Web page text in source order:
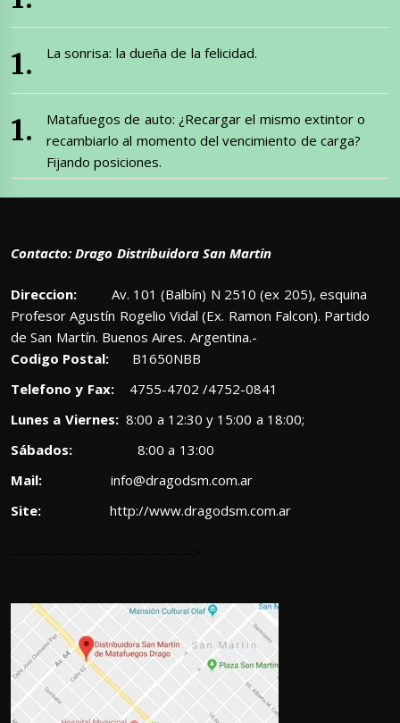
La sonrisa: la dueña de la felicidad.
Matafuegos de auto: ¿Recargar el mismo extintor o
recambiarlo al momento del vencimiento de carga?
Fijando posiciones.
Contacto: Drago Distribuidora San Martin
Direccion: Av. 101 (Balbín) N 2510 (ex 205), esquina
Profesor Agustín Rogelio Vidal (Ex. Ramon Falcon). Partido
de San Martín. Buenos Aires. Argentina.-
Codigo Postal: B1650NBB
Telefono y Fax:4755-4702 /4752-0841
Lunes a Viernes:8:00 a 12:30 y 15:00 a 18:00;
Sábados: 8:00 a 13:00
Mail:
info@dragodsm.com.ar
Site:
http://www.dragodsm.com.ar